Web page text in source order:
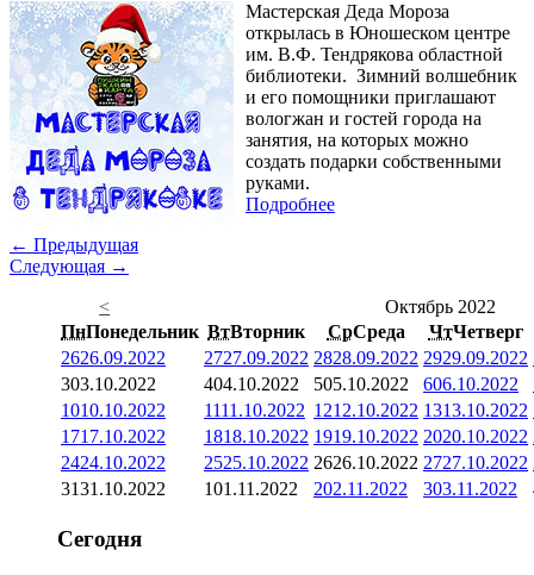
Мастерская Деда Мороза
открылась в Юношеском центре
им. В.Ф. Тендрякова областной
библиотеки. Зимний волшебник
и его помощники приглашают
вологжан и гостей города на
занятия, на которых можно
создать подарки собственными
руками.
Подробнее
← Предыдущая
Следующая →
<
Октябрь 2022
ПнПонедельник ВтВторник СрСреда ЧтЧетверг
2626.09.2022 2727.09.2022 2828.09.2022 2929.09.2022
303.10.2022 404.10.2022 505.10.2022 606.10.2022
1010.10.2022 1111.10.2022 1212.10.2022 1313.10.2022
1717.10.2022 1818.10.2022 1919.10.2022 2020.10.2022
2424.10.2022 2525.10.2022 2626.10.2022 2727.10.2022
3131.10.2022 101.11.2022 202.11.2022 303.11.2022
Сегодня